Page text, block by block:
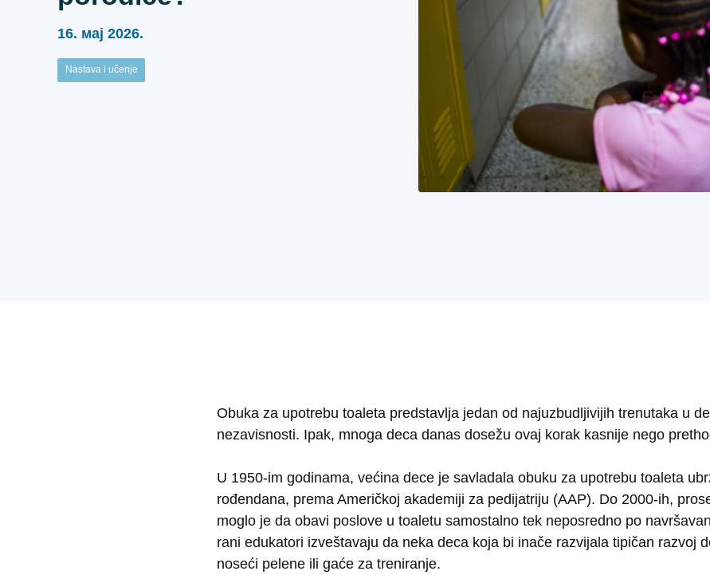
16. мај 2026.
Nastava i učenje
Obuka za upotrebu toaleta predstavlja jedan od najuzbudljivijih trenutaka u
nezavisnosti. Ipak, mnoga deca danas dosežu ovaj korak kasnije nego
U 1950-im godinama, većina dece je savladala obuku za upotrebu toaleta
rođendana, prema Američkoj akademiji za pedijatriju (AAP). Do 2000‑ih,
moglo je da obavi poslove u toaletu samostalno tek neposredno po
rani edukatori izveštavaju da neka deca koja bi inače razvijala tipičan razvoj
noseći pelene ili gaće za treniranje.